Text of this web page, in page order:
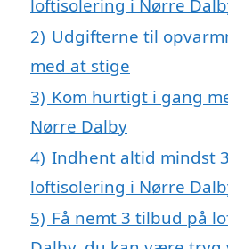
loftisolering i Nørre
2) Udgifterne til
med at stige
3) Kom hurtigt i gang
Nørre Dalby
4) Indhent altid mindst
loftisolering i Nørre
5) Få nemt 3 tilbud på